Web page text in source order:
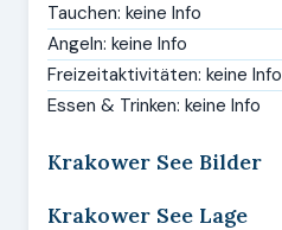
Tauchen: keine Info
Angeln: keine Info
Freizeitaktivitäten: keine Info
Essen & Trinken: keine Info
Krakower See Bilder
Krakower See Lage